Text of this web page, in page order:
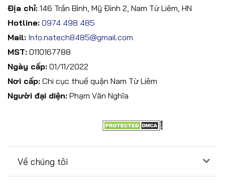
Địa chỉ: 146 Trần Bình, Mỹ Đình 2, Nam Từ Liêm, HN
Hotline: 0974 498 485
Mail: Info.natech8485@gmail.com
MST: 0110167788
Ngày cấp: 01/11/2022
Nơi cấp: Chi cục thuế quận Nam Từ Liêm
Người đại diện: Phạm Văn Nghĩa
Về chúng tôi